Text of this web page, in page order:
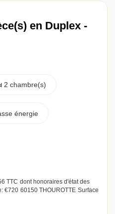
en Duplex -
2 chambre(s)
énergie
TTC dont honoraires d'état des
€720 60150 THOUROTTE Surface